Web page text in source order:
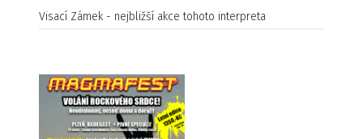
Visací Zámek - nejbližší akce tohoto interpreta